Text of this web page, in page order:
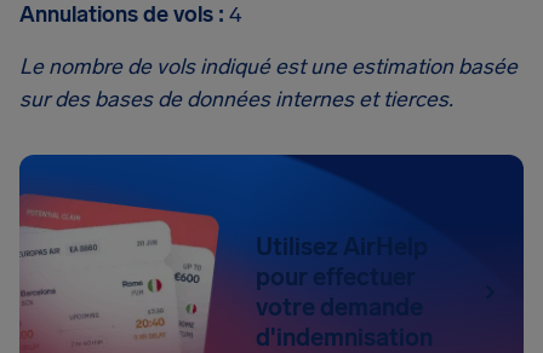
Annulations de vols : 4
Le nombre de vols indiqué est une estimation basée
sur des bases de données internes et tierces.
Utilisez AirHelp
pour effectuer
votre demande
d'indemnisation